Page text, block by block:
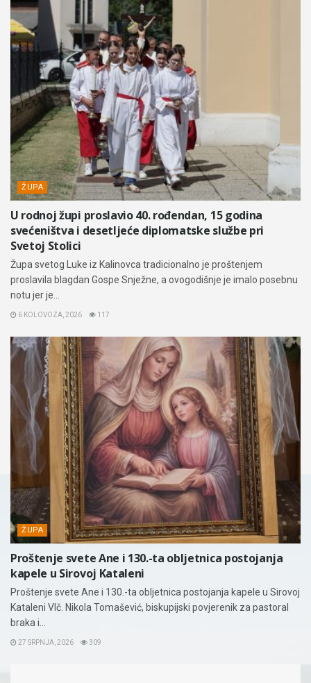
ŽUPA
U rodnoj župi proslavio 40. rođendan, 15 godina
svećeništva i desetljeće diplomatske službe pri
Svetoj Stolici
Župa svetog Luke iz Kalinovca tradicionalno je proštenjem
proslavila blagdan Gospe Snježne, a ovogodišnje je imalo posebnu
notu jer je...
6 KOLOVOZA, 2026 117
ŽUPA
Proštenje svete Ane i 130.-ta obljetnica postojanja
kapele u Sirovoj Kataleni
Proštenje svete Ane i 130.-ta obljetnica postojanja kapele u Sirovoj
Kataleni Vlč. Nikola Tomašević, biskupijski povjerenik za pastoral
braka i...
27 SRPNJA, 2026 309